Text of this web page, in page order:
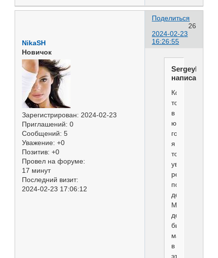
Поделиться
26
2024-02-23
16:26:55
NikaSH
Новичок
Зарегистрирован: 2024-02-23
Приглашений: 0
Сообщений: 5
Уважение: +0
Позитив: +0
Провел на форуме:
17 минут
Последний визит:
2024-02-23 17:06:12
SergeyRybak
написал(а):
Когда-
то
в
юные
годы
я
тоже
увлекался
резьбой
по
дереву.
Мой
дедушка
был
мастером
в
этом